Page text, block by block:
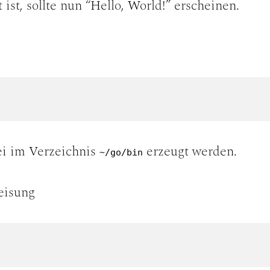
sollte nun “Hello, World!” erscheinen.
im Verzeichnis ~/go/bin erzeugt werden.